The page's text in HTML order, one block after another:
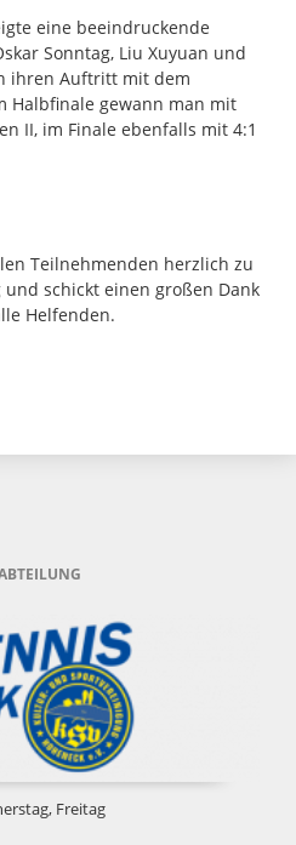
eine beeindruckende
Sonntag, Liu Xuyuan und
ihren Auftritt mit dem
Halbfinale gewann man mit
II, im Finale ebenfalls mit 4:1
Teilnehmenden herzlich zu
schickt einen großen Dank
Helfenden.
Freitag